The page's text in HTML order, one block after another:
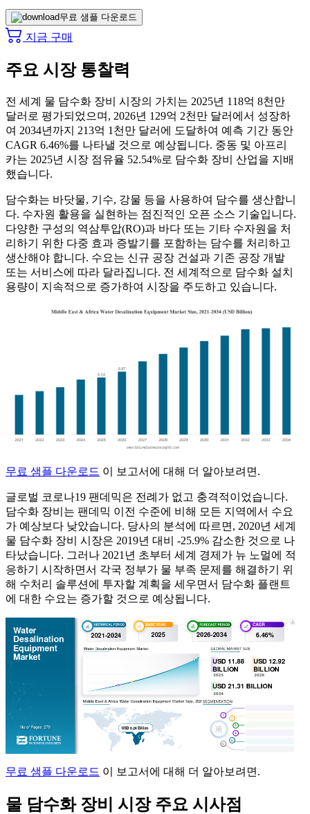
무료 샘플 다운로드
지금 구매
주요 시장 통찰력
전 세계 물 담수화 장비 시장의 가치는 2025년 118억 8천만
달러로 평가되었으며, 2026년 129억 2천만 달러에서 성장하
여 2034년까지 213억 1천만 달러에 도달하여 예측 기간 동안
CAGR 6.46%를 나타낼 것으로 예상됩니다. 중동 및 아프리
카는 2025년 시장 점유율 52.54%로 담수화 장비 산업을 지배
했습니다.
담수화는 바닷물, 기수, 강물 등을 사용하여 담수를 생산합니
다. 수자원 활용을 실현하는 점진적인 오픈 소스 기술입니다.
다양한 구성의 역삼투압(RO)과 바다 또는 기타 수자원을 처
리하기 위한 다중 효과 증발기를 포함하는 담수를 처리하고
생산해야 합니다. 수요는 신규 공장 건설과 기존 공장 개발
또는 서비스에 따라 달라집니다. 전 세계적으로 담수화 설치
용량이 지속적으로 증가하여 시장을 주도하고 있습니다.
무료 샘플 다운로드 이 보고서에 대해 더 알아보려면.
글로벌 코로나19 팬데믹은 전례가 없고 충격적이었습니다.
담수화 장비는 팬데믹 이전 수준에 비해 모든 지역에서 수요
가 예상보다 낮았습니다. 당사의 분석에 따르면, 2020년 세계
물 담수화 장비 시장은 2019년 대비 -25.9% 감소한 것으로 나
타났습니다. 그러나 2021년 초부터 세계 경제가 뉴 노멀에 적
응하기 시작하면서 각국 정부가 물 부족 문제를 해결하기 위
해 수처리 솔루션에 투자할 계획을 세우면서 담수화 플랜트
에 대한 수요는 증가할 것으로 예상됩니다.
무료 샘플 다운로드 이 보고서에 대해 더 알아보려면.
물 담수화 장비 시장 주요 시사점